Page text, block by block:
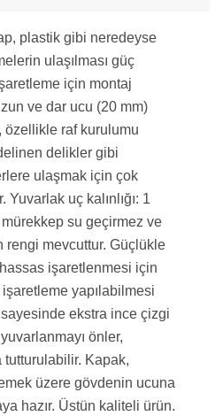
plastik gibi neredeyse
ulaşılması güç
için montaj
ve dar ucu (20 mm)
özellikle raf kurulumu
delikler gibi
ulaşmak için çok
Yuvarlak uç kalınlığı: 1
su geçirmez ve
rengi mevcuttur. Güçlükle
işaretlenmesi için
yapılabilmesi
sayesinde ekstra ince çizgi
önler,
tutturulabilir. Kapak,
üzere gövdenin ucuna
hazır. Üstün kaliteli ürün.